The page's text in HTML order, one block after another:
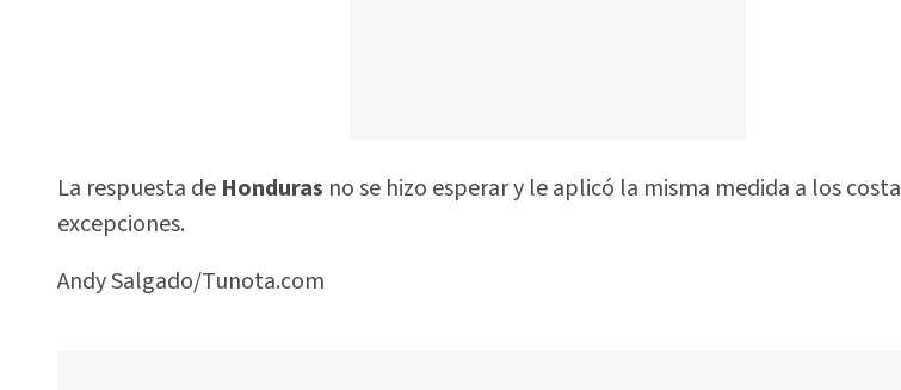
La respuesta de Honduras no se hizo esperar y le aplicó la misma medida a los
excepciones.
Andy Salgado/Tunota.com